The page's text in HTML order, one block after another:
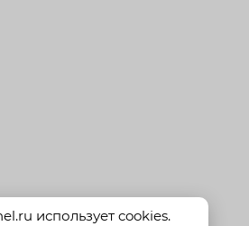
использует cookies.